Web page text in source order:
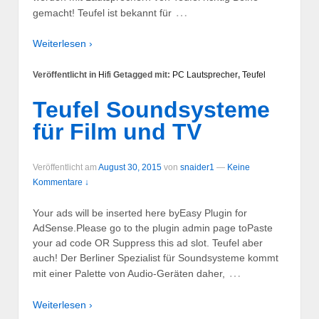
gemacht! Teufel ist bekannt für …
Weiterlesen ›
Veröffentlicht in Hifi Getagged mit: PC Lautsprecher, Teufel
Teufel Soundsysteme
für Film und TV
Veröffentlicht am August 30, 2015 von snaider1 — Keine
Kommentare ↓
Your ads will be inserted here byEasy Plugin for
AdSense.Please go to the plugin admin page toPaste
your ad code OR Suppress this ad slot. Teufel aber
auch! Der Berliner Spezialist für Soundsysteme kommt
mit einer Palette von Audio-Geräten daher, …
Weiterlesen ›